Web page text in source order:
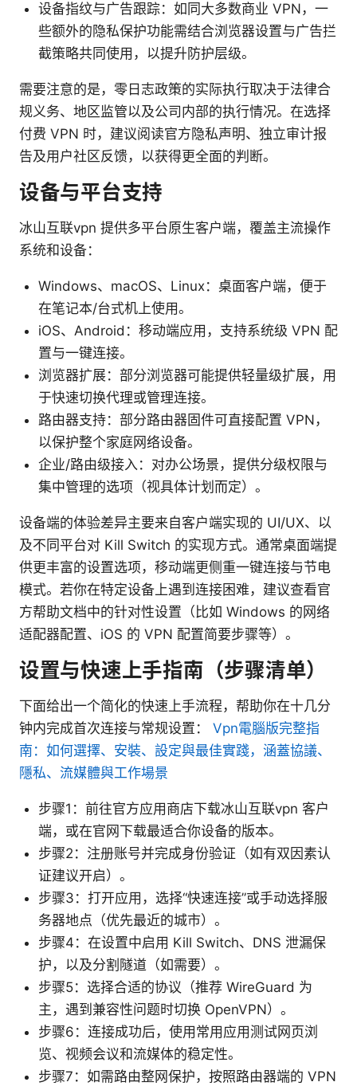
设备指纹与广告跟踪：如同大多数商业 VPN，一
些额外的隐私保护功能需结合浏览器设置与广告拦
截策略共同使用，以提升防护层级。
需要注意的是，零日志政策的实际执行取决于法律合
规义务、地区监管以及公司内部的执行情况。在选择
付费 VPN 时，建议阅读官方隐私声明、独立审计报
告及用户社区反馈，以获得更全面的判断。
设备与平台支持
冰山互联vpn 提供多平台原生客户端，覆盖主流操作
系统和设备：
Windows、macOS、Linux：桌面客户端，便于
在笔记本/台式机上使用。
iOS、Android：移动端应用，支持系统级 VPN 配
置与一键连接。
浏览器扩展：部分浏览器可能提供轻量级扩展，用
于快速切换代理或管理连接。
路由器支持：部分路由器固件可直接配置 VPN，
以保护整个家庭网络设备。
企业/路由级接入：对办公场景，提供分级权限与
集中管理的选项（视具体计划而定）。
设备端的体验差异主要来自客户端实现的 UI/UX、以
及不同平台对 Kill Switch 的实现方式。通常桌面端提
供更丰富的设置选项，移动端更侧重一键连接与节电
模式。若你在特定设备上遇到连接困难，建议查看官
方帮助文档中的针对性设置（比如 Windows 的网络
适配器配置、iOS 的 VPN 配置简要步骤等）。
设置与快速上手指南（步骤清单）
下面给出一个简化的快速上手流程，帮助你在十几分
钟内完成首次连接与常规设置： Vpn電腦版完整指
南：如何選擇、安裝、設定與最佳實踐，涵蓋協議、
隱私、流媒體與工作場景
步骤1：前往官方应用商店下载冰山互联vpn 客户
端，或在官网下载最适合你设备的版本。
步骤2：注册账号并完成身份验证（如有双因素认
证建议开启）。
步骤3：打开应用，选择“快速连接”或手动选择服
务器地点（优先最近的城市）。
步骤4：在设置中启用 Kill Switch、DNS 泄漏保
护，以及分割隧道（如需要）。
步骤5：选择合适的协议（推荐 WireGuard 为
主，遇到兼容性问题时切换 OpenVPN）。
步骤6：连接成功后，使用常用应用测试网页浏
览、视频会议和流媒体的稳定性。
步骤7：如需路由整网保护，按照路由器端的 VPN